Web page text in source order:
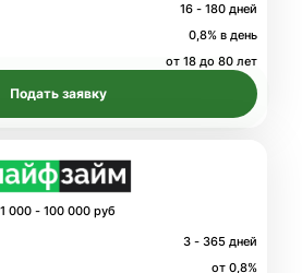
16 - 180 дней
0,8% в день
от 18 до 80 лет
Подать заявку
1 000 - 100 000 руб
3 - 365 дней
от 0,8%